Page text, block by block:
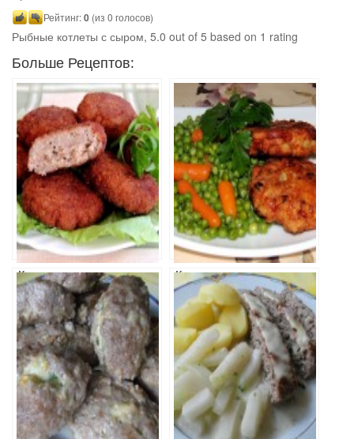
Рейтинг:0 (из 0 голосов)
Рыбные котлеты с сыром, 5.0 out of 5 based on 1 rating
Больше Рецептов:
Котлеты
рыбные
Котлеты из
куриной грудки
с овощами